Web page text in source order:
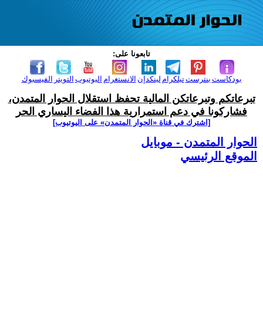
تابعونا على:
الفيسبوك التويتر اليوتيوب الانستغرام لينكدإن تيلكرامبنترست بودكاست
تبرعاتكم وتبرعاتكن المالية تحفظ استقلال الحوار المتمدن،
فشاركونا في دعم استمرارية هذا الفضاء اليساري الحر
[اشترك في قناة ‫«الحوار المتمدن» على اليوتيوب]
الحوار المتمدن - موبايل
الموقع الرئيسي